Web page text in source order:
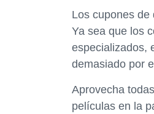
Los cupones de
Ya sea que los
especializados,
demasiado por
Aprovecha
películas en la